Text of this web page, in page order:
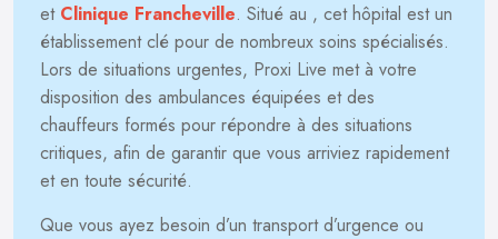
et Clinique Francheville. Situé au , cet hôpital est un
établissement clé pour de nombreux soins spécialisés.
Lors de situations urgentes, Proxi Live met à votre
disposition des ambulances équipées et des
chauffeurs formés pour répondre à des situations
critiques, afin de garantir que vous arriviez rapidement
et en toute sécurité.
Que vous ayez besoin d’un transport d’urgence ou